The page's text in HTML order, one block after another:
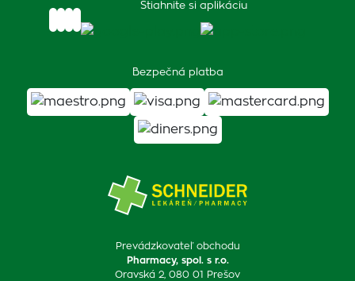
Prevádzkovateľ obchodu
Pharmacy, spol. s r.o.
Oravská 2, 080 01 Prešov
Stiahnite si aplikáciu
Bezpečná platba